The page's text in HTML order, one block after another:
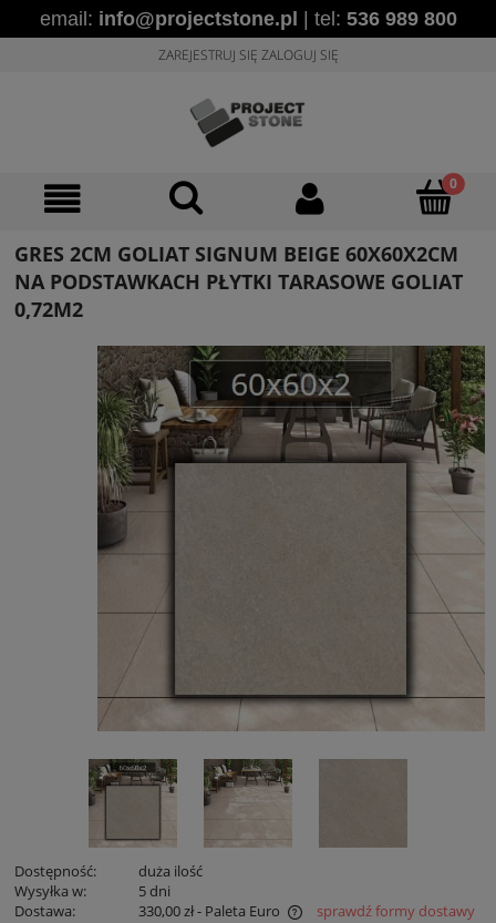
email: info@projectstone.pl | tel: 536 989 800
ZAREJESTRUJ SIĘ ZALOGUJ SIĘ
GRES 2CM GOLIAT SIGNUM BEIGE 60X60X2CM
NA PODSTAWKACH PŁYTKI TARASOWE GOLIAT
0,72M2
Dostępność:
duża ilość
Wysyłka w:
5 dni
Dostawa:
330,00 zł- Paleta Euro
sprawdź formy dostawy